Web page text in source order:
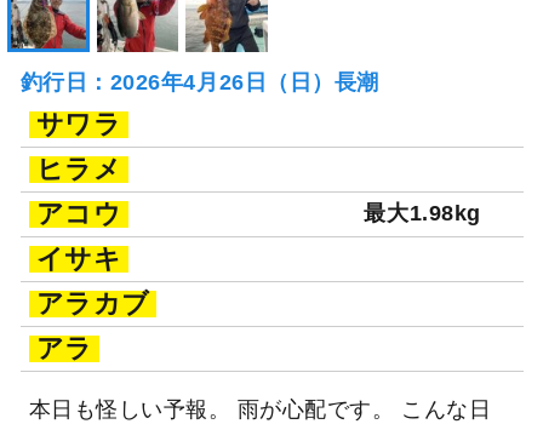
釣行日：2026年4月26日（日）長潮
サワラ
ヒラメ
アコウ
最大1.98kg
イサキ
アラカブ
アラ
本日も怪しい予報。 雨が心配です。 こんな日